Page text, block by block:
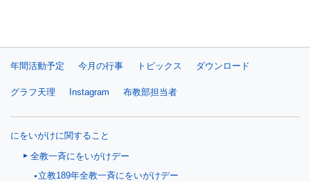
年間活動予定 今月の行事 トピックス ダウンロード
グラフ天理 Instagram 布教部担当者
にをいがけに関すること
全教一斉にをいがけデー
立教189年全教一斉にをいがけデー